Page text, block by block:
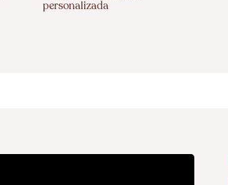
personalizada